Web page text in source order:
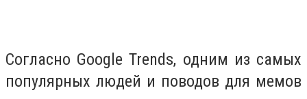
Согласно Google Trends, одним из самых
популярных людей и поводов для мемов